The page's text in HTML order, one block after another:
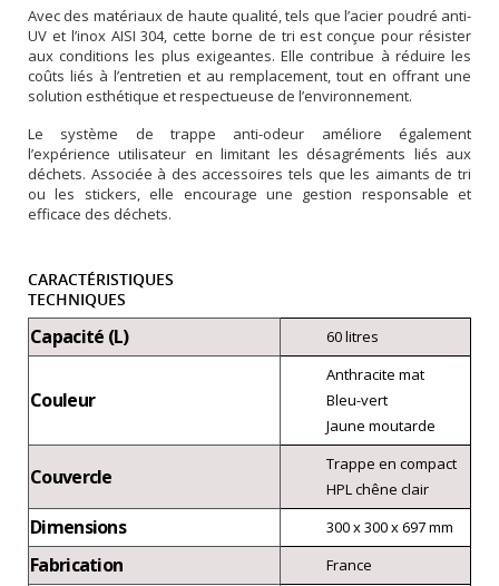
Avec des matériaux de haute qualité, tels que l’acier poudré anti-
UV et l’inox AISI 304, cette borne de tri est conçue pour résister
aux conditions les plus exigeantes. Elle contribue à réduire les
coûts liés à l’entretien et au remplacement, tout en offrant une
solution esthétique et respectueuse de l’environnement.
Le système de trappe anti-odeur améliore également
l’expérience utilisateur en limitant les désagréments liés aux
déchets. Associée à des accessoires tels que les aimants de tri
ou les stickers, elle encourage une gestion responsable et
efficace des déchets.
CARACTÉRISTIQUES
TECHNIQUES
Capacité (L) 60 litres
Couleur
Anthracite mat
Bleu-vert
Jaune moutarde
Couvercle
Trappe en compact
HPL chêne clair
Dimensions 300 x 300 x 697 mm
Fabrication France